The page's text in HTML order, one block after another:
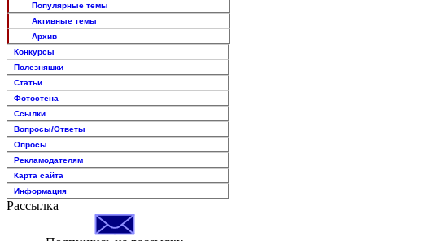
Популярные темы
Активные темы
Архив
Конкурсы
Полезняшки
Статьи
Фотостена
Ссылки
Вопросы/Ответы
Опросы
Рекламодателям
Карта сайта
Информация
Рассылка